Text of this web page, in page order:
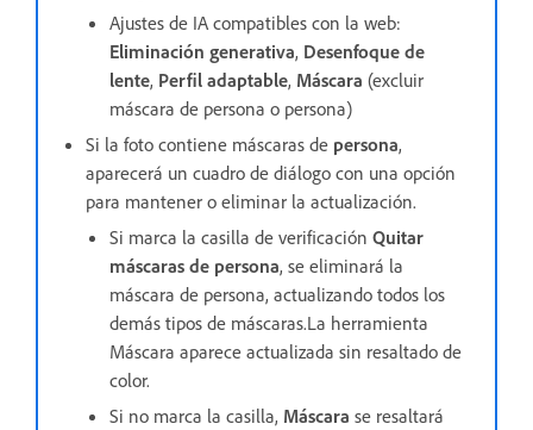
Ajustes de IA compatibles con la web:
Eliminación generativa, Desenfoque de
lente, Perfil adaptable, Máscara (excluir
máscara de persona o persona)
Si la foto contiene máscaras de persona,
aparecerá un cuadro de diálogo con una opción
para mantener o eliminar la actualización.
Si marca la casilla de verificación Quitar
máscaras de persona, se eliminará la
máscara de persona, actualizando todos los
demás tipos de máscaras.La herramienta
Máscara aparece actualizada sin resaltado de
color.
Si no marca la casilla, Máscara se resaltará